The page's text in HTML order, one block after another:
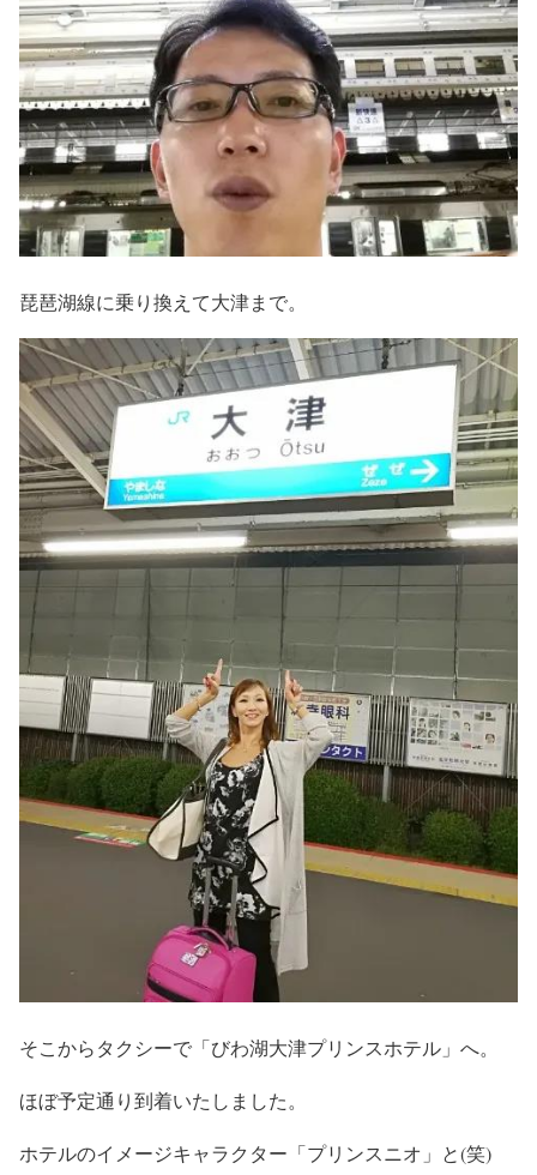
琵琶湖線に乗り換えて大津まで。
そこからタクシーで「びわ湖大津プリンスホテル」へ。
ほぼ予定通り到着いたしました。
ホテルのイメージキャラクター「プリンスニオ」と(笑)